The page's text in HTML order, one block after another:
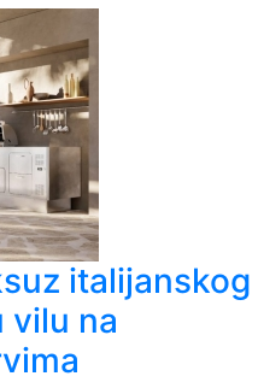
italijanskog
vilu na